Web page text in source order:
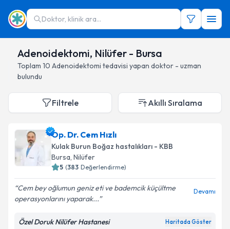
Doktor, klinik ara...
Adenoidektomi, Nilüfer - Bursa
Toplam 10 Adenoidektomi tedavisi yapan doktor - uzman
bulundu
Filtrele Akıllı Sıralama
Op. Dr. Cem Hızlı
Kulak Burun Boğaz hastalıkları - KBB
Bursa, Nilüfer
5 (383 Değerlendirme)
Cem bey oğlumun geniz eti ve bademcik küçültme
operasyonlarını yaparak...
Devamı
Özel Doruk Nilüfer Hastanesi Haritada Göster